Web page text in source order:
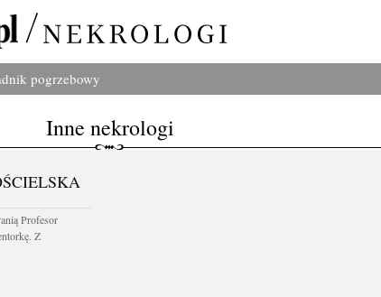
pogrzebowy
Inne nekrologi
Profesor
Z